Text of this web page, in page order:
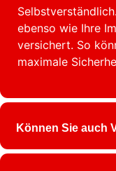
ebenso wie Ihre
versichert. So
maximale
Können Sie auch